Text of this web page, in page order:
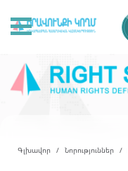
Գլխավոր Նորություններ